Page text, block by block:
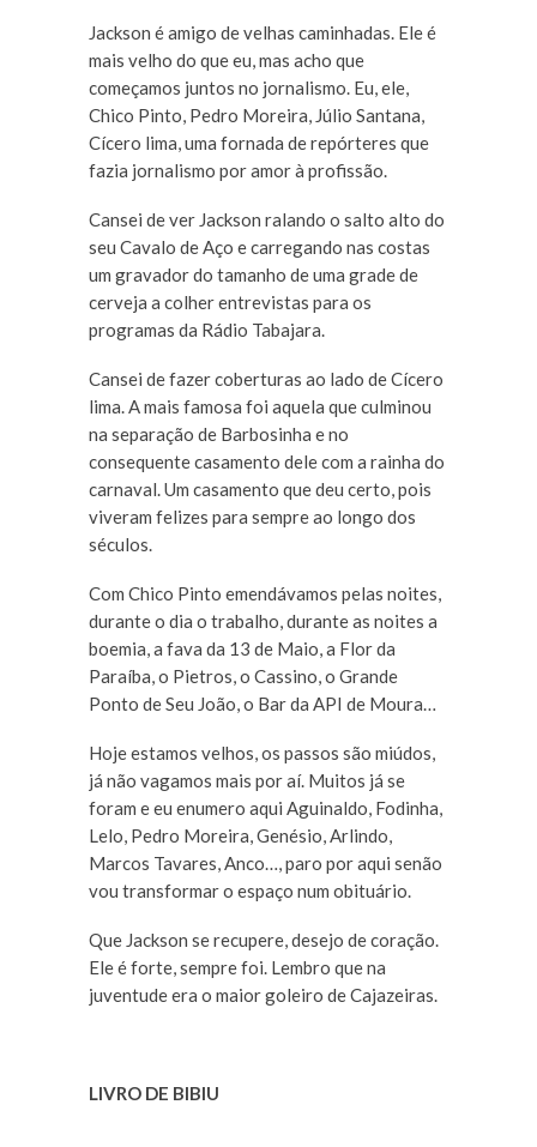
Jackson é amigo de velhas caminhadas. Ele é
mais velho do que eu, mas acho que
começamos juntos no jornalismo. Eu, ele,
Chico Pinto, Pedro Moreira, Júlio Santana,
Cícero lima, uma fornada de repórteres que
fazia jornalismo por amor à profissão.
Cansei de ver Jackson ralando o salto alto do
seu Cavalo de Aço e carregando nas costas
um gravador do tamanho de uma grade de
cerveja a colher entrevistas para os
programas da Rádio Tabajara.
Cansei de fazer coberturas ao lado de Cícero
lima. A mais famosa foi aquela que culminou
na separação de Barbosinha e no
consequente casamento dele com a rainha do
carnaval. Um casamento que deu certo, pois
viveram felizes para sempre ao longo dos
séculos.
Com Chico Pinto emendávamos pelas noites,
durante o dia o trabalho, durante as noites a
boemia, a fava da 13 de Maio, a Flor da
Paraíba, o Pietros, o Cassino, o Grande
Ponto de Seu João, o Bar da API de Moura…
Hoje estamos velhos, os passos são miúdos,
já não vagamos mais por aí. Muitos já se
foram e eu enumero aqui Aguinaldo, Fodinha,
Lelo, Pedro Moreira, Genésio, Arlindo,
Marcos Tavares, Anco…, paro por aqui senão
vou transformar o espaço num obituário.
Que Jackson se recupere, desejo de coração.
Ele é forte, sempre foi. Lembro que na
juventude era o maior goleiro de Cajazeiras.
LIVRO DE BIBIU